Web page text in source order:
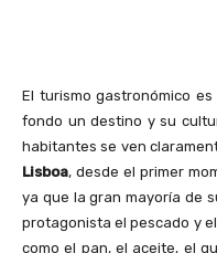
El turismo gastronómico
fondo un destino y su
habitantes se ven
Lisboa, desde el primer
ya que la gran mayoría de
protagonista el pescado y
como el pan, el aceite, el